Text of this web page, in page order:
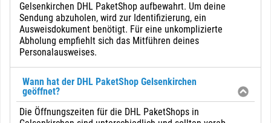
Gelsenkirchen DHL PaketShop aufbewahrt. Um deine
Sendung abzuholen, wird zur Identifizierung, ein
Ausweisdokument benötigt. Für eine unkomplizierte
Abholung empfiehlt sich das Mitführen deines
Personalausweises.
Wann hat der DHL PaketShop Gelsenkirchen
geöffnet?
Die Öffnungszeiten für die DHL PaketShops in